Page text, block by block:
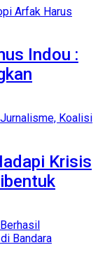
Indou :
Krisis